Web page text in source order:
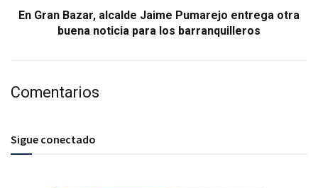
En Gran Bazar, alcalde Jaime Pumarejo entrega otra
buena noticia para los barranquilleros
Comentarios
Sigue conectado